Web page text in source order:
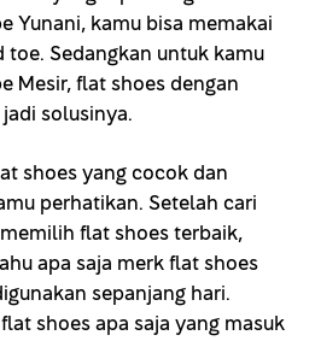
Yunani, kamu bisa memakai
Sedangkan untuk kamu
Mesir, flat shoes dengan
solusinya.
shoes yang cocok dan
perhatikan. Setelah cari
flat shoes terbaik,
apa saja merk flat shoes
sepanjang hari.
shoes apa saja yang masuk